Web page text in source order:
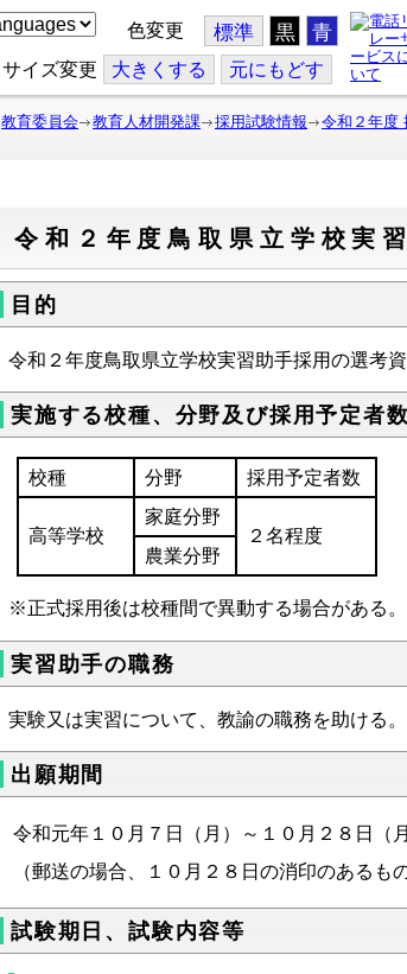
色変更 標準 黒 青
サイズ変更 大きくする 元にもどす
教育委員会 教育人材開発課 採用試験情報 令和２年度
令和２年度鳥取県立学校実
目的
令和２年度鳥取県立学校実習助手採用の選考
実施する校種、分野及び採用予定者数
校種 分野 採用予定者数
高等学校
家庭分野
２名程度
農業分野
※正式採用後は校種間で異動する場合がある。
実習助手の職務
実験又は実習について、教諭の職務を助ける。
出願期間
令和元年１０月７日（月）～１０月２８日（
（郵送の場合、１０月２８日の消印のあるも
試験期日、試験内容等